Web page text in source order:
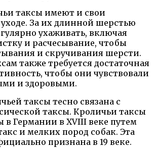
таксы имеют и свои
За их длинной шерстью
ухаживать, включая
и расчесывание, чтобы
и скручивания шерсти.
также требуется достаточная
чтобы они чувствовали
и здоровыми.
таксы тесно связана с
таксы. Кроличьи таксы
Германии в XVIII веке путем
и мелких пород собак. Эта
признана в 19 веке.